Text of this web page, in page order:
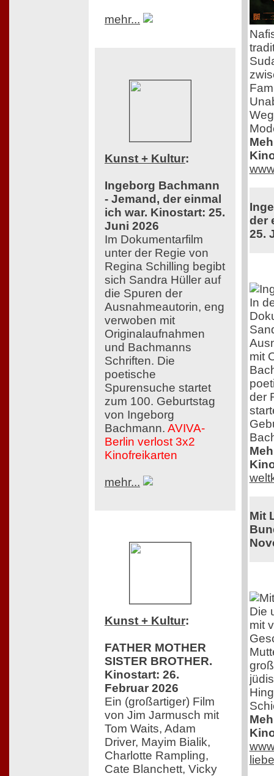
mehr...
Kunst + Kultur:
Ingeborg Bachmann
- Jemand, der einmal
ich war. Kinostart: 25.
Juni 2026
Im Dokumentarfilm
unter der Regie von
Regina Schilling begibt
sich Sandra Hüller auf
die Spuren der
Ausnahmeautorin, eng
verwoben mit
Originalaufnahmen
und Bachmanns
Schriften. Die
poetische
Spurensuche startet
zum 100. Geburtstag
von Ingeborg
Bachmann. AVIVA-
Berlin verlost 3x2
Kinofreikarten
mehr...
Kunst + Kultur:
FATHER MOTHER
SISTER BROTHER.
Kinostart: 26.
Februar 2026
Ein (großartiger) Film
von Jim Jarmusch mit
Tom Waits, Adam
Driver, Mayim Bialik,
Charlotte Rampling,
Cate Blanchett, Vicky
der
25.
In
mit
der
Mit
Die
mit